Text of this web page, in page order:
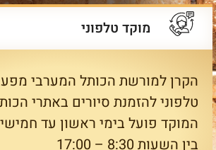
מוקד טלפוני
הקרן למורשת הכותל המערבי
טלפוני להזמנת סיורים באתרי
המוקד פועל בימי ראשון עד חמישי
בין השעות 8:30 – 17:00